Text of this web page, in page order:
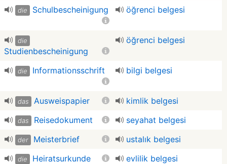
die Schulbescheinigung öğrenci belgesi
die
Studienbescheinigung
öğrenci belgesi
die Informationsschrift bilgi belgesi
das Ausweispapier kimlik belgesi
das Reisedokument seyahat belgesi
der Meisterbrief ustalık belgesi
die Heiratsurkunde evlilik belgesi